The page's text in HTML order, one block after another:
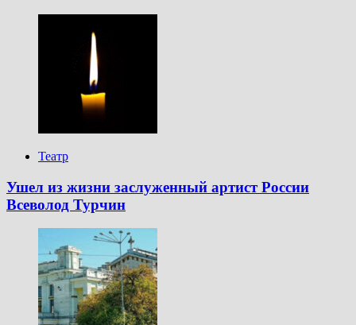
Театр
Ушел из жизни заслуженный артист России
Всеволод Турчин